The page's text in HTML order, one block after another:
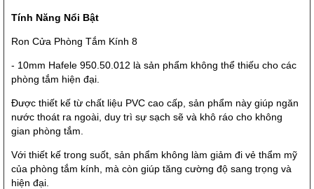
Tính Năng Nổi Bật
Ron Cửa Phòng Tắm Kính 8
- 10mm Hafele 950.50.012 là sản phẩm không thể thiếu cho các
phòng tắm hiện đại.
Được thiết kế từ chất liệu PVC cao cấp, sản phẩm này giúp ngăn
nước thoát ra ngoài, duy trì sự sạch sẽ và khô ráo cho không
gian phòng tắm.
Với thiết kế trong suốt, sản phẩm không làm giảm đi vẻ thẩm mỹ
của phòng tắm kính, mà còn giúp tăng cường độ sang trọng và
hiện đại.